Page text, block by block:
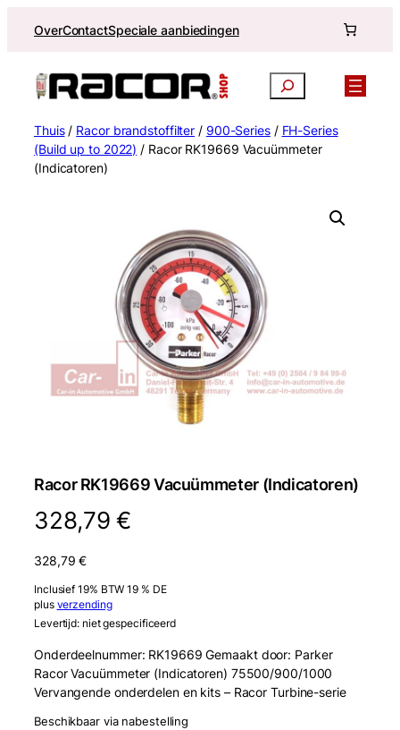
inhoud
OverContactSpeciale aanbiedingen
Zoekopdracht
Thuis/ Racor brandstoffilter / 900-Series/ FH-Series
(Build up to 2022) / Racor RK19669 Vacuümmeter
(Indicatoren)
Racor RK19669 Vacuümmeter (Indicatoren)
328,79€
328,79€
Inclusief 19% BTW 19 % DE
plus verzending
Levertijd: niet gespecificeerd
Onderdeelnummer: RK19669 Gemaakt door: Parker
Racor Vacuümmeter (Indicatoren) 75500/900/1000
Vervangende onderdelen en kits – Racor Turbine-serie
Beschikbaar via nabestelling